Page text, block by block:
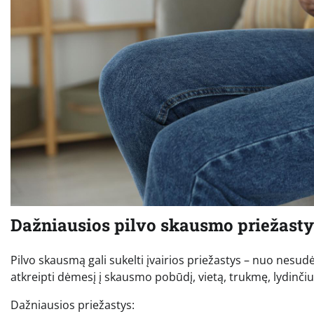
Dažniausios pilvo skausmo
Pilvo skausmą gali sukelti įvairios priežastys – nuo
atkreipti dėmesį į skausmo pobūdį, vietą, trukmę,
Dažniausios priežastys: